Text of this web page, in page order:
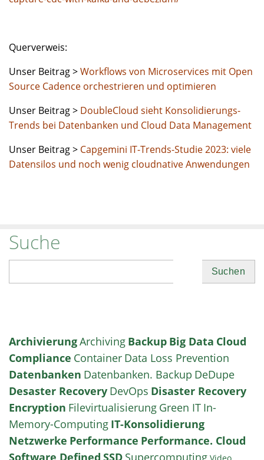
Querverweis:
Unser Beitrag >Workflows von Microservices mit Open
Source Cadence orchestrieren und optimieren
Unser Beitrag > DoubleCloud sieht Konsolidierungs-
Trends bei Datenbanken und Cloud Data Management
Unser Beitrag > Capgemini IT-Trends-Studie 2023: viele
Datensilos und noch wenig cloudnative Anwendungen
Suche
ArchivierungArchiving Backup Big Data Cloud
Compliance Container Data Loss Prevention
Datenbanken Datenbanken. Backup DeDupe
Desaster Recovery DevOps Disaster Recovery
Encryption Filevirtualisierung Green IT In-
Memory-Computing IT-Konsolidierung
Netzwerke Performance Performance. Cloud
Software Defined SSD Supercomputing